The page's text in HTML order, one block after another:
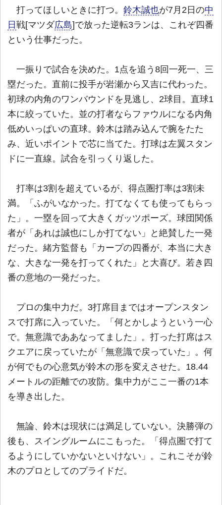
打ってほしいときに打つ。 鈴木誠也が7月2日の中
日 戦[マツダ広島]で放った逆転3ランは、これぞ四番
という仕事だった。
一振りで試合を決めた。1点を追う8回一死一、三
塁だった。直前に投手が岩瀬から又吉に代わった。
初球の内角のワンバウンドを見逃し、2球目。直球1
本に絞っていた。並の打者ならファウルになる内角
低めいっぱいの直球。鈴木は踏み込んで腕をたた
み、近いポイントで芯に当てた。打球は左翼スタン
ドに一直線。試合を引っくり返した。
打率は3割を超えているが、得点圏打率は3割未
満。「ふがいなかった。打てなくても使ってもらっ
た」。一塁を回って大きくガッツポーズ。球団関係
者が「あれは誠也にしか打てない」と絶賛した一発
だった。緒方監督も「カープの四番が、本当に大き
な、大きな一発を打ってくれた」と大喜び。若き四
番の意地の一発だった。
プロの集中力だ。3打席目まではオープンスタン
スで打席に入っていた。「何とかしようという一心
で。無意識でああなってました」。打った打席はス
クエアに戻っていたが「無意識で戻っていた」。何
が何でもの心意気が鈴木の形を変えさせた。18.44
メートルの距離での攻防。集中力がここ一番の1本
を導き出した。
無論、鈴木は現状には満足していない。決勝弾の
後も、スイングルームにこもった。「得点圏で打て
るようにしていかないといけない」。これこそが鈴
木のプロとしてのプライドだ。